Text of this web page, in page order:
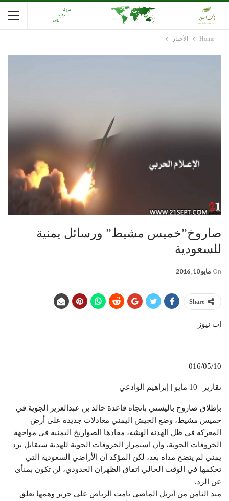
Home الأخبار
صاروخ”خميس مشيط” ورسائل يمنية
للسعودية
On مايو 10, 2016
Share
إب نيوز
016/05/10
تقارير | 10 مايو | إبراهيم الوادعي –
بإطلاق صاروخ باليستي باتجاه قاعدة خالد بن عبدالعزيز الجوية في
خميس مشيط، وضع الجيش اليمني معادلات جديدة على أرض
المعركة في ظل الهدنة الهشة، مفادها الصواريخ اليمنية في مواجهة
الخروقات الجوية، وأن استمرار الخروقات الجوية للهدنة سيقابل برد
يمني لم يتضح مداه بعد، لكن المؤكد أن الأراضي السعودية التي
تحكمها في الوقت الحالي اتفاق الظهران الحدودي، لن تكون بمنأى
عن الرد.
منذ الثامن من أبريل الماضي نامت الرياض على حرير وهمها تعلق